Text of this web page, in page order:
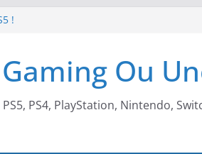
!
!
X Mario
Ou
PS4, PlayStation, Nintendo,